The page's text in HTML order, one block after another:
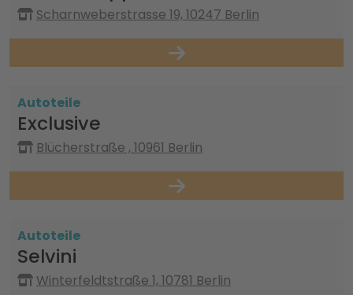
Scharnweberstrasse 19, 10247 Berlin
Autoteile
Exclusive
Blücherstraße , 10961 Berlin
Autoteile
Selvini
Winterfeldtstraße 1, 10781 Berlin